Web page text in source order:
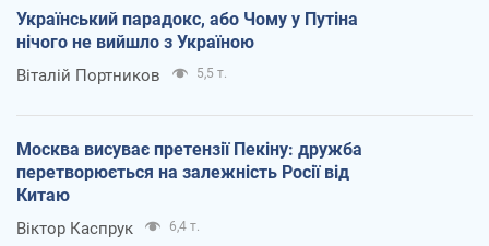
Український парадокс, або Чому у Путіна
нічого не вийшло з Україною
Віталій Портников 5,5 т.
Москва висуває претензії Пекіну: дружба
перетворюється на залежність Росії від
Китаю
Віктор Каспрук 6,4 т.